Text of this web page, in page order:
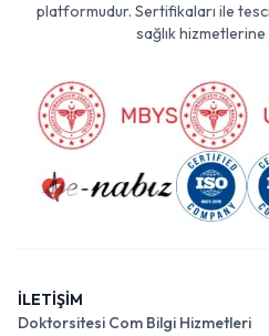
platformudur. Sertifikaları ile
sağlık
İLETİŞİM
Doktorsitesi Com Bilgi Hizmetleri